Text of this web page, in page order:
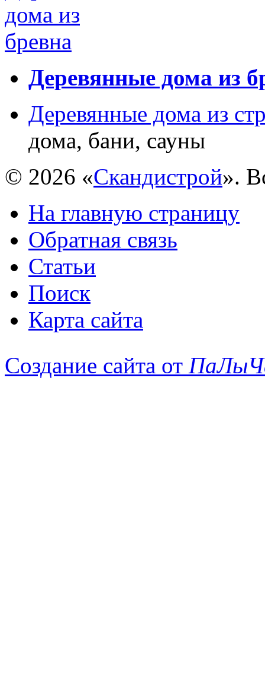
Деревянные дома из
Деревянные дома из
дома, бани, сауны
© 2026 «Скандистрой».
На главную страницу
Обратная связь
Статьи
Поиск
Карта сайта
Создание сайта от